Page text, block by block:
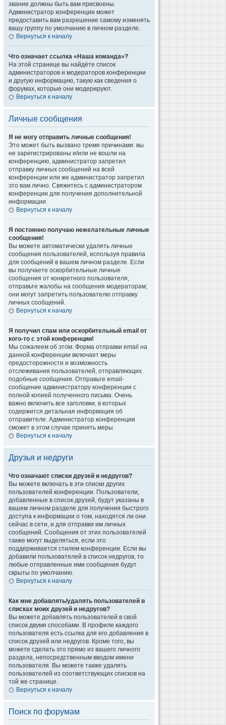
звание должны быть вам присвоены.
Администратор конференции может
предоставить вам разрешение самому изменять
вашу группу по умолчанию в личном разделе.
Вернуться к началу
Что означает ссылка «Наша команда»?
На этой странице вы найдёте список
администраторов и модераторов конференции
и другую информацию, такую как сведения о
форумах, которые они модерируют.
Вернуться к началу
Личные сообщения
Я не могу отправить личные сообщения!
Это может быть вызвано тремя причинами: вы
не зарегистрированы и/или не вошли на
конференцию, администратор запретил
отправку личных сообщений на всей
конференции или же администратор запретил
это вам лично. Свяжитесь с администратором
конференции для получения дополнительной
информации.
Вернуться к началу
Я постоянно получаю нежелательные личные
сообщения!
Вы можете автоматически удалять личные
сообщения пользователей, используя правила
для сообщений в вашем личном разделе. Если
вы получаете оскорбительные личные
сообщения от конкретного пользователя,
отправьте жалобы на сообщения модераторам;
они могут запретить пользователю отправку
личных сообщений.
Вернуться к началу
Я получил спам или оскорбительный email от
кого-то с этой конференции!
Мы сожалеем об этом. Форма отправки email на
данной конференции включает меры
предосторожности и возможность
отслеживания пользователей, отправляющих
подобные сообщения. Отправьте email-
сообщение администратору конференции с
полной копией полученного письма. Очень
важно включить все заголовки, в которых
содержится детальная информация об
отправителе. Администратор конференции
сможет в этом случае принять меры.
Вернуться к началу
Друзья и недруги
Что означают списки друзей и недругов?
Вы можете включать в эти списки других
пользователей конференции. Пользователи,
добавленные в список друзей, будут указаны в
вашем личном разделе для получения быстрого
доступа к информации о том, находятся ли они
сейчас в сети, и для отправки им личных
сообщений. Сообщения от этих пользователей
также могут выделяться, если это
поддерживается стилем конференции. Если вы
добавили пользователей в список недругов, то
любые отправленные ими сообщения будут
скрыты по умолчанию.
Вернуться к началу
Как мне добавлять/удалять пользователей в
списках моих друзей и недругов?
Вы можете добавлять пользователей в свой
список двумя способами. В профиле каждого
пользователя есть ссылка для его добавления в
список друзей или недругов. Кроме того, вы
можете сделать это прямо из вашего личного
раздела, непосредственным вводом имени
пользователя. Вы можете также удалять
пользователей из соответствующих списков на
той же странице.
Вернуться к началу
Поиск по форумам